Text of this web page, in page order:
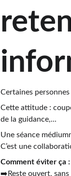
Certaines personnes
Cette attitude :
de la guidance,...
Une séance
C’est une
Comment éviter ça :
➡️Reste ouvert,